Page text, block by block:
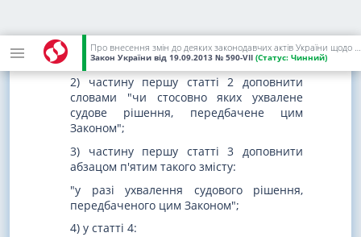
Про внесення змін до деяких законодавчих актів України щодо сплати судового збору
Закон України від 19.09.2013 № 590-VII (Статус: Чинний)
цим Законом. Судовий збір включається
до складу судових витрат";
2) частину першу статті 2 доповнити
словами "чи стосовно яких ухвалене
судове рішення, передбачене цим
Законом";
3) частину першу статті 3 доповнити
абзацом п'ятим такого змісту:
"у разі ухвалення судового рішення,
передбаченого цим Законом";
4) у статті 4: